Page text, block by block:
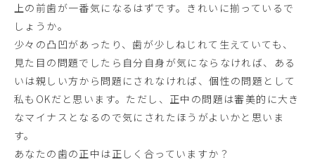
上の前歯が一番気になるはずです。きれいに揃っているで
しょうか。
少々の凸凹があったり、歯が少しねじれて生えていても、
見た目の問題でしたら自分自身が気にならなければ、ある
いは親しい方から問題にされなければ、個性の問題として
私もOKだと思います。ただし、正中の問題は審美的に大き
なマイナスとなるので気にされたほうがよいかと思いま
す。
あなたの歯の正中は正しく合っていますか？